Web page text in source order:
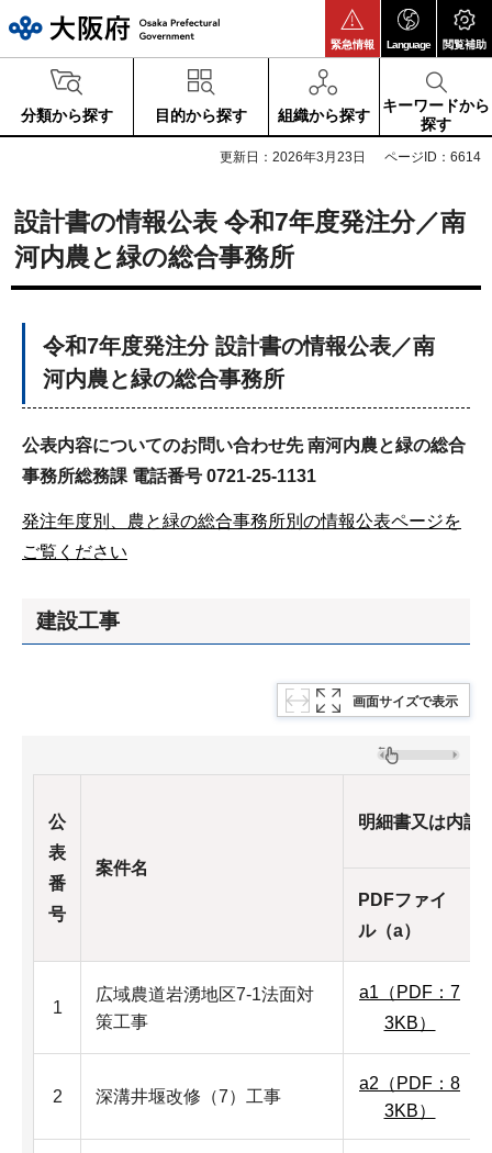
緊急情報 Language 閲覧補助
分類から探す 目的から探す 組織から探す
キーワードから
探す
更新日：2026年3月23日 ページID：6614
設計書の情報公表 令和7年度発注分／南
河内農と緑の総合事務所
令和7年度発注分 設計書の情報公表／南
河内農と緑の総合事務所
公表内容についてのお問い合わせ先南河内農と緑の総合
事務所総務課 電話番号 0721-25-1131
発注年度別、農と緑の総合事務所別の情報公表ページを
ご覧ください
建設工事
画面サイズで表示
公
表
番
号
案件名
明細書又は内訳
PDFファイ
ル（a）
1
広域農道岩湧地区7-1法面対
策工事
a1（PDF：7
3KB）
2 深溝井堰改修（7）工事
a2（PDF：8
3KB）